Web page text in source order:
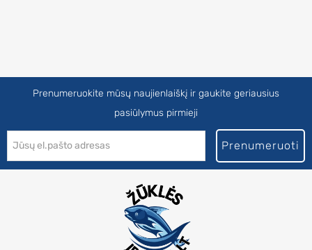
Prenumeruokite mūsų naujienlaiškį ir gaukite geriausius
pasiūlymus pirmieji
Prenumeruoti